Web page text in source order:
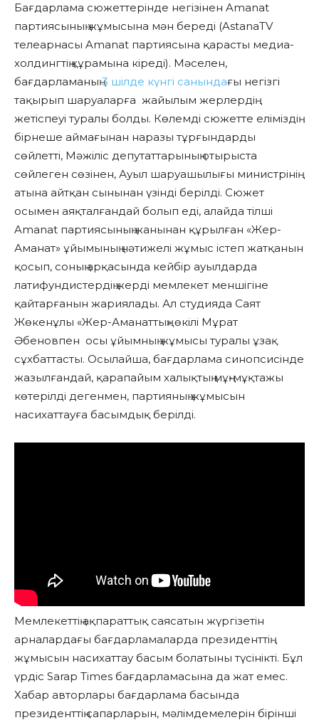
Бағдарлама сюжеттерінде негізінен Amanat
партиясының жұмысына мән береді (AstanaTV
телеарнасы Amanat партиясына қарасты медиа-
холдингтің құрамына кіреді). Мәселен,
бағдарламаның3 шілде күнгі санындағы негізгі
тақырып шаруаларға жайылым жерлердің
жетіспеуі туралы болды. Көлемді сюжетте еліміздің
бірнеше аймағынан наразы тұрғындарды
сөйлетті, Мәжіліс депутаттарының отырыста
сөйлеген сөзінен, Ауыл шаруашылығы министрінің
атына айтқан сынынан үзінді берілді. Сюжет
осымен аяқталғандай болып еді, алайда тілші
Amanat партиясының жанынан құрылған «Жер-
Аманат» ұйымының нәтижелі жұмыс істеп жатқанын
қосып, соның арқасында кейбір ауылдарда
латифундистердің жерді мемлекет меншігіне
қайтарғанын жариялады. Ал студияда Саят
Жөкенұлы «Жер-Аманаттың» өкілі Мұрат
Әбеновпен осы ұйымның жұмысы туралы ұзақ
сұхбаттасты. Осылайша, бағдарлама синопсисінде
жазылғандай, қарапайым халықтың мұң-мұқтажы
көтерілді дегенмен, партияның жұмысын
насихаттауға басымдық берілді.
Мемлекеттің ақпараттық саясатын жүргізетін
арналардағы бағдарламаларда президенттің
жұмысын насихаттау басым болатыны түсінікті. Бұл
үрдіс Sarap Times бағдарламасына да жат емес.
Хабар авторлары бағдарлама басында
президенттің сапарларын, мәлімдемелерін бірінші